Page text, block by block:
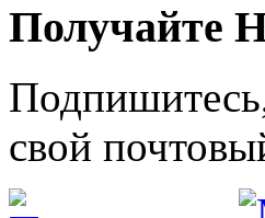
Получайте
свой